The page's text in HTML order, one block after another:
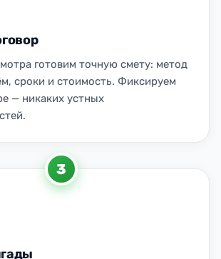
готовим точную смету: метод
сроки и стоимость. Фиксируем
— никаких устных
3